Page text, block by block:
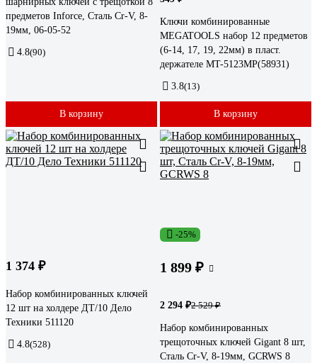
предметов Inforce, Сталь Cr-V, 8-
19мм, 06-05-52
4.8(90)
В корзину
Ключи комбинированные
MEGATOOLS набор 12 предметов
(6-14, 17, 19, 22мм) в пласт.
держателе MT-5123MP(58931)
3.8(13)
В корзину
1 374 ₽
Набор комбинированных ключей
12 шт на холдере ДТ/10 Дело
Техники 511120
4.8(528)
-25%
1 899 ₽
2 294 ₽2 529 ₽
Набор комбинированных
трещоточных ключей Gigant 8 шт,
Сталь Cr-V, 8-19мм, GCRWS 8